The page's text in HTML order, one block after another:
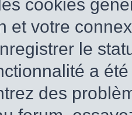
cookies
et votre
le
a
des